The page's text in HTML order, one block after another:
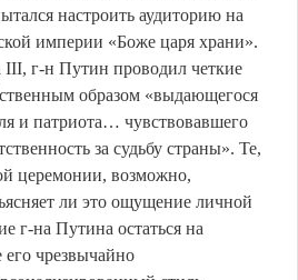
настроить аудиторию на
империи «Боже царя храни».
III, г-н Путин проводил четкие
образом «выдающегося
и патриота… чувствовавшего
за судьбу страны». Те,
церемонии, возможно,
ли это ощущение личной
г-на Путина остаться на
его чрезвычайно